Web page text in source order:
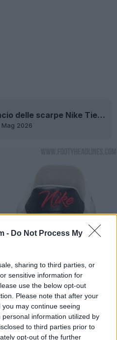
- Do Not Process My
sharing to third parties, or
sensitive information for
use the below opt-out
Please note that after your
may continue seeing
information utilized by
to third parties prior to
opt-out of the further
Lancio delle scarpe Nike Tiempo Ligera ispirate a Ronaldinho - Disponibili ora
Mag 2026